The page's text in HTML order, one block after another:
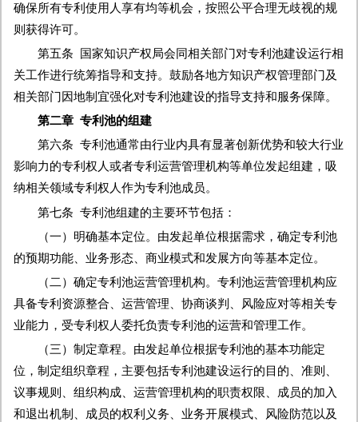
确保所有专利使用人享有均等机会，按照公平合理无歧视的规
则获得许可。
第五条 国家知识产权局会同相关部门对专利池建设运行相
关工作进行统筹指导和支持。鼓励各地方知识产权管理部门及
相关部门因地制宜强化对专利池建设的指导支持和服务保障。
第二章 专利池的组建
第六条 专利池通常由行业内具有显著创新优势和较大行业
影响力的专利权人或者专利运营管理机构等单位发起组建，吸
纳相关领域专利权人作为专利池成员。
第七条 专利池组建的主要环节包括：
（一）明确基本定位。由发起单位根据需求，确定专利池
的预期功能、业务形态、商业模式和发展方向等基本定位。
（二）确定专利池运营管理机构。专利池运营管理机构应
具备专利资源整合、运营管理、协商谈判、风险应对等相关专
业能力，受专利权人委托负责专利池的运营和管理工作。
（三）制定章程。由发起单位根据专利池的基本功能定
位，制定组织章程，主要包括专利池建设运行的目的、准则、
议事规则、组织构成、运营管理机构的职责权限、成员的加入
和退出机制、成员的权利义务、业务开展模式、风险防范以及